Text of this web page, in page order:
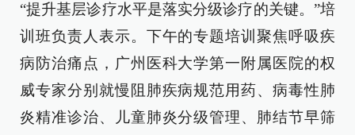
“提升基层诊疗水平是落实分级诊疗的关键。”培
训班负责人表示。下午的专题培训聚焦呼吸疾
病防治痛点，广州医科大学第一附属医院的权
威专家分别就慢阻肺疾病规范用药、病毒性肺
炎精准诊治、儿童肺炎分级管理、肺结节早筛